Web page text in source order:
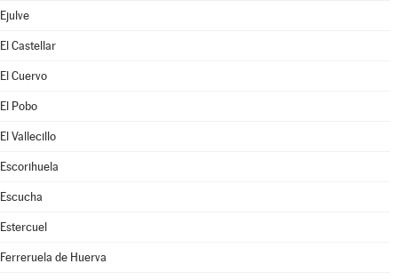
Ejulve
El Castellar
El Cuervo
El Pobo
El Vallecillo
Escorihuela
Escucha
Estercuel
Ferreruela de Huerva